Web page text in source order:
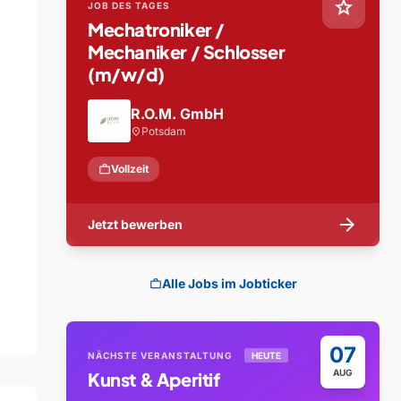
star
JOB DES TAGES
Mechatroniker /
Mechaniker / Schlosser
(m/w/d)
R.O.M. GmbH
location_on Potsdam
workVollzeit
Jetzt bewerben arrow_forward
workAlle Jobs im Jobticker
07
AUG
NÄCHSTE VERANSTALTUNG HEUTE
Kunst & Aperitif